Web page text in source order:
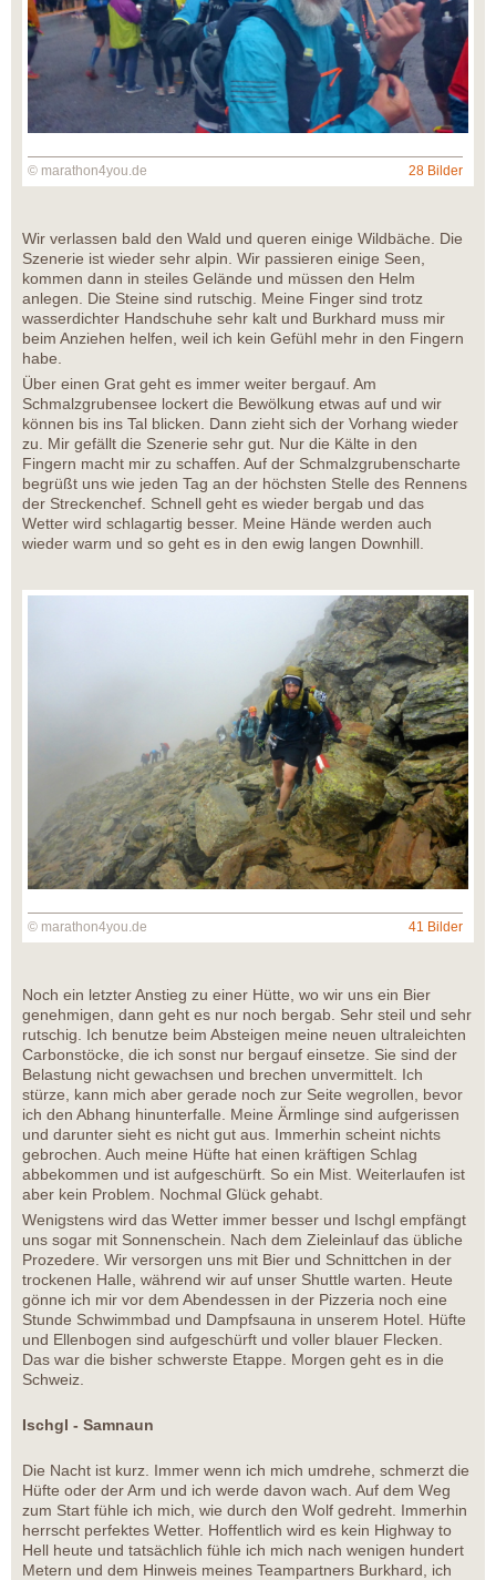
© marathon4you.de 28 Bilder
Wir verlassen bald den Wald und queren einige Wildbäche. Die
Szenerie ist wieder sehr alpin. Wir passieren einige Seen,
kommen dann in steiles Gelände und müssen den Helm
anlegen. Die Steine sind rutschig. Meine Finger sind trotz
wasserdichter Handschuhe sehr kalt und Burkhard muss mir
beim Anziehen helfen, weil ich kein Gefühl mehr in den Fingern
habe.
Über einen Grat geht es immer weiter bergauf. Am
Schmalzgrubensee lockert die Bewölkung etwas auf und wir
können bis ins Tal blicken. Dann zieht sich der Vorhang wieder
zu. Mir gefällt die Szenerie sehr gut. Nur die Kälte in den
Fingern macht mir zu schaffen. Auf der Schmalzgrubenscharte
begrüßt uns wie jeden Tag an der höchsten Stelle des Rennens
der Streckenchef. Schnell geht es wieder bergab und das
Wetter wird schlagartig besser. Meine Hände werden auch
wieder warm und so geht es in den ewig langen Downhill.
© marathon4you.de 41 Bilder
Noch ein letzter Anstieg zu einer Hütte, wo wir uns ein Bier
genehmigen, dann geht es nur noch bergab. Sehr steil und sehr
rutschig. Ich benutze beim Absteigen meine neuen ultraleichten
Carbonstöcke, die ich sonst nur bergauf einsetze. Sie sind der
Belastung nicht gewachsen und brechen unvermittelt. Ich
stürze, kann mich aber gerade noch zur Seite wegrollen, bevor
ich den Abhang hinunterfalle. Meine Ärmlinge sind aufgerissen
und darunter sieht es nicht gut aus. Immerhin scheint nichts
gebrochen. Auch meine Hüfte hat einen kräftigen Schlag
abbekommen und ist aufgeschürft. So ein Mist. Weiterlaufen ist
aber kein Problem. Nochmal Glück gehabt.
Wenigstens wird das Wetter immer besser und Ischgl empfängt
uns sogar mit Sonnenschein. Nach dem Zieleinlauf das übliche
Prozedere. Wir versorgen uns mit Bier und Schnittchen in der
trockenen Halle, während wir auf unser Shuttle warten. Heute
gönne ich mir vor dem Abendessen in der Pizzeria noch eine
Stunde Schwimmbad und Dampfsauna in unserem Hotel. Hüfte
und Ellenbogen sind aufgeschürft und voller blauer Flecken.
Das war die bisher schwerste Etappe. Morgen geht es in die
Schweiz.
Ischgl - Samnaun
Die Nacht ist kurz. Immer wenn ich mich umdrehe, schmerzt die
Hüfte oder der Arm und ich werde davon wach. Auf dem Weg
zum Start fühle ich mich, wie durch den Wolf gedreht. Immerhin
herrscht perfektes Wetter. Hoffentlich wird es kein Highway to
Hell heute und tatsächlich fühle ich mich nach wenigen hundert
Metern und dem Hinweis meines Teampartners Burkhard, ich